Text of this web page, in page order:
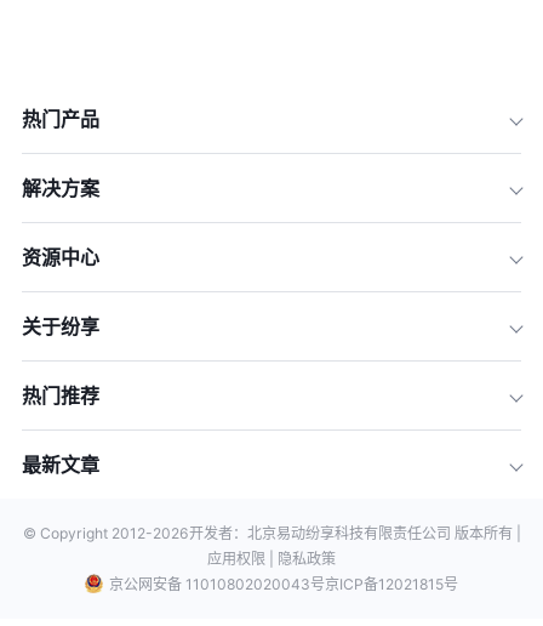
热门产品
解决方案
资源中心
关于纷享
热门推荐
最新文章
© Copyright 2012-2026开发者：北京易动纷享科技有限责任公司 版本所有 |
应用权限 |
隐私政策
京公网安备 11010802020043号京ICP备12021815号